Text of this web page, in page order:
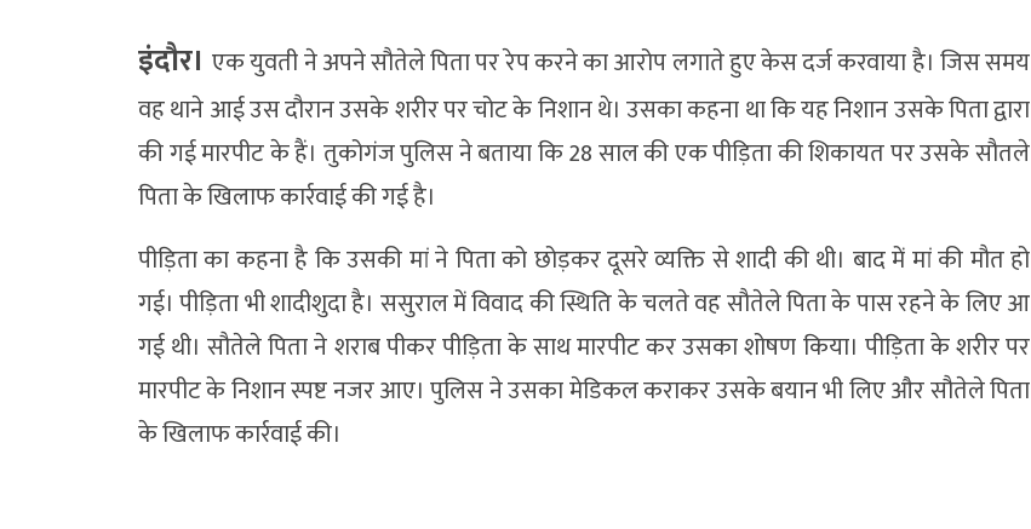
इंदौर।एक युवती ने अपने सौतेले पिता पर रेप करने का आरोप लगाते हुए केस दर्ज करवाया है। जिस समय
वह थाने आई उस दौरान उसके शरीर पर चोट के निशान थे। उसका कहना था कि यह निशान उसके पिता द्वारा
की गई मारपीट के हैं। तुकोगंज पुलिस ने बताया कि 28 साल की एक पीड़िता की शिकायत पर उसके सौतले
पिता के खिलाफ कार्रवाई की गई है।
पीड़िता का कहना है कि उसकी मां ने पिता को छोड़कर दूसरे व्यक्ति से शादी की थी। बाद में मां की मौत हो
गई। पीड़िता भी शादीशुदा है। ससुराल में विवाद की स्थिति के चलते वह सौतेले पिता के पास रहने के लिए आ
गई थी। सौतेले पिता ने शराब पीकर पीड़िता के साथ मारपीट कर उसका शोषण किया। पीड़िता के शरीर पर
मारपीट के निशान स्पष्ट नजर आए। पुलिस ने उसका मेडिकल कराकर उसके बयान भी लिए और सौतेले पिता
के खिलाफ कार्रवाई की।